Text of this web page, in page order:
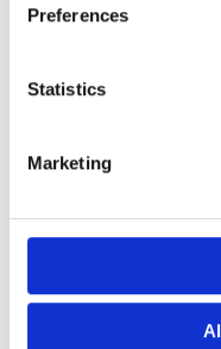
Preferences
Statistics
Marketing
på hemsidan.
Mer information om
DWG, produktblad,